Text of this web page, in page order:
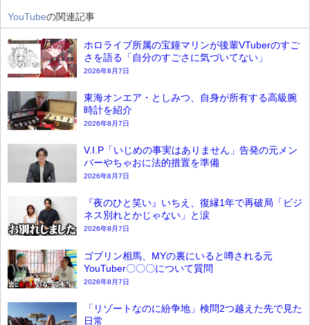
YouTubeの関連記事
ホロライブ所属の宝鐘マリンが後輩VTuberのすご
さを語る「自分のすごさに気づいてない」
2026年8月7日
東海オンエア・としみつ、自身が所有する高級腕
時計を紹介
2026年8月7日
V.I.P「いじめの事実はありません」告発の元メン
バーやちゃおに法的措置を準備
2026年8月7日
『夜のひと笑い』いちえ、復縁1年で再破局「ビジ
ネス別れとかじゃない」と涙
2026年8月7日
ゴブリン相馬、MYの裏にいると噂される元
YouTuber〇〇〇について質問
2026年8月7日
「リゾートなのに紛争地」検問2つ越えた先で見た
日常